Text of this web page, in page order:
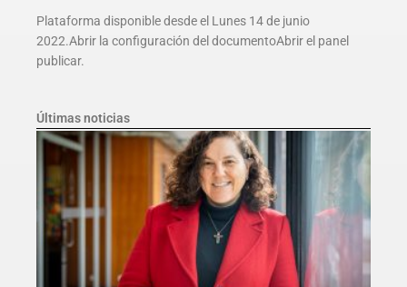
Plataforma disponible desde el Lunes 14 de junio
2022.Abrir la configuración del documentoAbrir el panel
publicar.
Últimas noticias